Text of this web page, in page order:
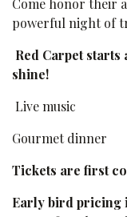
Come honor their
powerful night of
Red Carpet
shine!
Live music
Gourmet dinner
Tickets are first
Early bird pricing